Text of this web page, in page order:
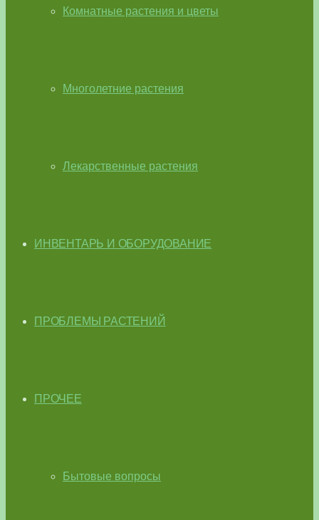
Комнатные растения и цветы
Многолетние растения
Лекарственные растения
ИНВЕНТАРЬ И ОБОРУДОВАНИЕ
ПРОБЛЕМЫ РАСТЕНИЙ
ПРОЧЕЕ
Бытовые вопросы